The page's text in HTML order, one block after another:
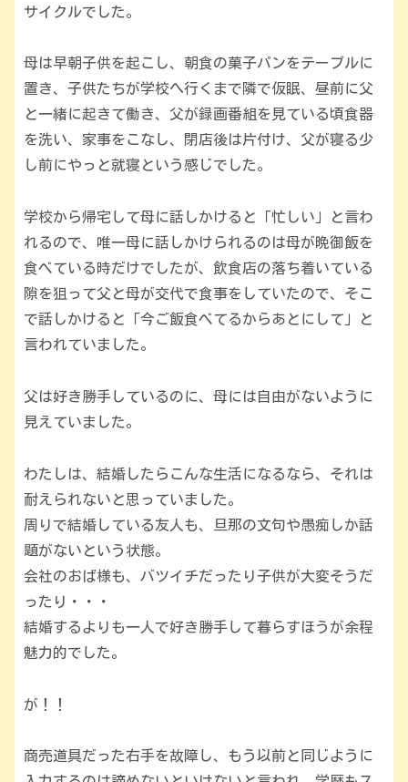
サイクルでした。
母は早朝子供を起こし、朝食の菓子パンをテーブルに
置き、子供たちが学校へ行くまで隣で仮眠、昼前に父
と一緒に起きて働き、父が録画番組を見ている頃食器
を洗い、家事をこなし、閉店後は片付け、父が寝る少
し前にやっと就寝という感じでした。
学校から帰宅して母に話しかけると「忙しい」と言わ
れるので、唯一母に話しかけられるのは母が晩御飯を
食べている時だけでしたが、飲食店の落ち着いている
隙を狙って父と母が交代で食事をしていたので、そこ
で話しかけると「今ご飯食べてるからあとにして」と
言われていました。
父は好き勝手しているのに、母には自由がないように
見えていました。
わたしは、結婚したらこんな生活になるなら、それは
耐えられないと思っていました。
周りで結婚している友人も、旦那の文句や愚痴しか話
題がないという状態。
会社のおば様も、バツイチだったり子供が大変そうだ
ったり・・・
結婚するよりも一人で好き勝手して暮らすほうが余程
魅力的でした。
が！！
商売道具だった右手を故障し、もう以前と同じように